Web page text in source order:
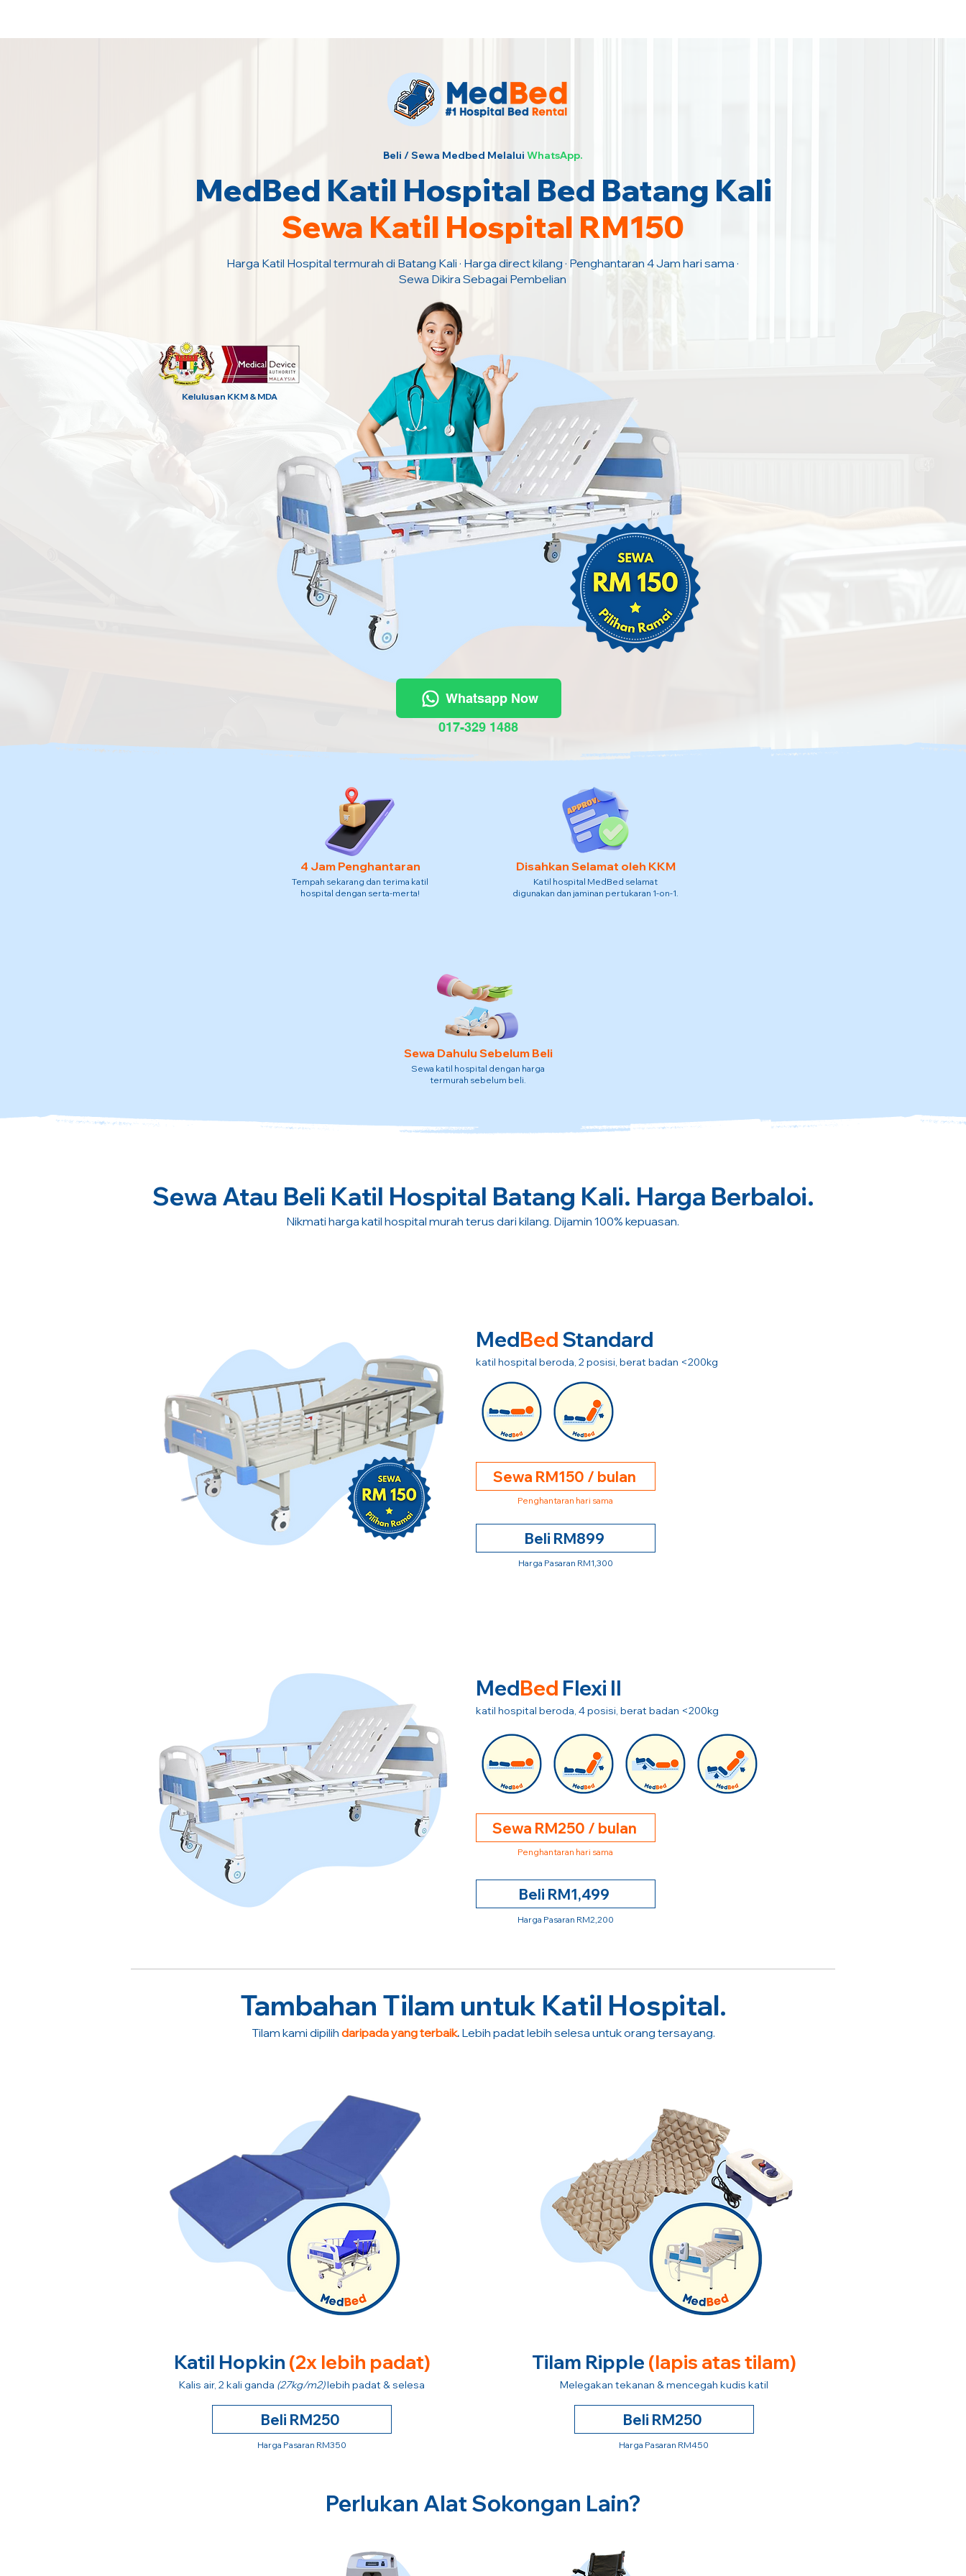
Beli / Sewa Medbed Melalui WhatsApp.
MedBed Katil Hospital Bed Batang Kali
Sewa Katil Hospital RM150
Harga Katil Hospital termurah di Batang Kali · Harga direct kilang · Penghantaran 4 Jam hari sama ·
Sewa Dikira Sebagai Pembelian
Kelulusan KKM & MDA
Whatsapp Now
017-329 1488
4 Jam Penghantaran
Tempah sekarang dan terima katil
hospital dengan serta-merta!
Disahkan Selamat oleh KKM
Katil hospital MedBed selamat
digunakan dan jaminan pertukaran 1-on-1.
Sewa Dahulu Sebelum Beli
Sewa katil hospital dengan harga
termurah sebelum beli.
Sewa Atau Beli Katil Hospital Batang Kali. Harga Berbaloi.
Nikmati harga katil hospital murah terus dari kilang. Dijamin 100% kepuasan.
MedBed Standard
katil hospital beroda, 2 posisi, berat badan <200kg
Sewa RM150 / bulan
Penghantaran hari sama
Beli RM899
Harga Pasaran RM1,300
MedBed Flexi II
katil hospital beroda, 4 posisi, berat badan <200kg
Sewa RM250 / bulan
Penghantaran hari sama
Beli RM1,499
Harga Pasaran RM2,200
Tambahan Tilam untuk Katil Hospital.
Tilam kami dipilih daripada yang terbaik.Lebih padat lebih selesa untuk orang tersayang.
Katil Hopkin (2x lebih padat)
Kalis air, 2 kali ganda (27kg/m2)lebih padat & selesa
Beli RM250
Harga Pasaran RM350
Tilam Ripple (lapis atas tilam)
Melegakan tekanan & mencegah kudis katil
Beli RM250
Harga Pasaran RM450
Perlukan Alat Sokongan Lain?